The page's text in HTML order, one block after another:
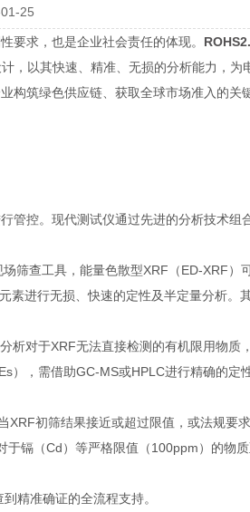
25
求，也是企业社会责任的体现。
，以其快速、精准、无损的分析能力，为
筑绿色供应链、获取全球市场准入的关
控。现代测试仪通过先进的分析技术组
查工具，能量色散型XRF（ED-XRF）
进行无损、快速的定性及半定量分析。
对于XRF无法直接检测的有机限用物质
），需借助GC-MS或HPLC进行精确的定
初筛结果接近或超过限值，或法规要
镉（Cd）等严格限值（100ppm）的物质
精准确证的全流程支持。